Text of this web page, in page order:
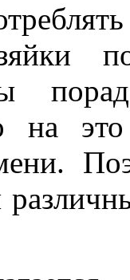
это